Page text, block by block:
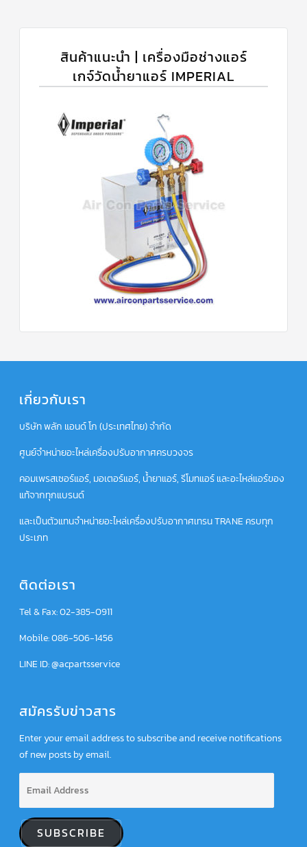
สินค้าแนะนำ | เครื่องมือช่างแอร์
เกจ์วัดน้ำยาแอร์ IMPERIAL
เกี่ยวกับเรา
บริษัท พลัก แอนด์ โก (ประเทศไทย) จำกัด
ศูนย์จำหน่ายอะไหล่เครื่องปรับอากาศครบวงจร
คอมเพรสเซอร์แอร์, มอเตอร์แอร์, น้ำยาแอร์, รีโมทแอร์ และอะไหล่แอร์ของ
แท้จากทุกแบรนด์
และเป็นตัวแทนจำหน่ายอะไหล่เครื่องปรับอากาศเทรน TRANE ครบทุก
ประเภท
ติดต่อเรา
Tel & Fax: 02-385-0911
Mobile: 086-506-1456
LINE ID: @acpartsservice
สมัครรับข่าวสาร
Enter your email address to subscribe and receive notifications
of new posts by email.
a
i
SUBSCRIBE